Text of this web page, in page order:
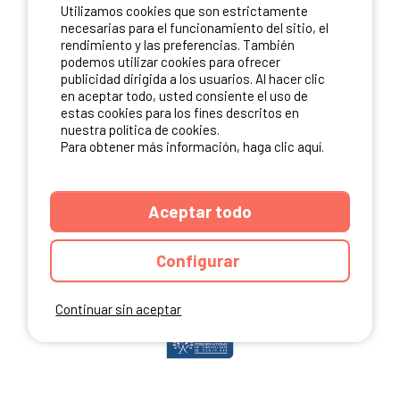
ME INSCRIBO
NUESTROS PARTNERS
Continuar sin aceptar
Utilizamos cookies que son estrictamente
necesarias para el funcionamiento del sitio, el
rendimiento y las preferencias. También
podemos utilizar cookies para ofrecer
publicidad dirigida a los usuarios. Al hacer clic
en aceptar todo, usted consiente el uso de
estas cookies para los fines descritos en
nuestra política de cookies.
Para obtener más información, haga clic aquí.
Aceptar todo
Configurar